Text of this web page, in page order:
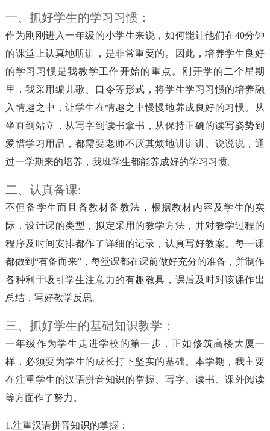
一、抓好学生的学习习惯：
作为刚刚进入一年级的小学生来说，如何能让他们在40分钟
的课堂上认真地听讲，是非常重要的。因此，培养学生良好
的学习习惯是我教学工作开始的重点。刚开学的二个星期
里，我采用编儿歌、口令等形式，将学生学习习惯的培养融
入情趣之中，让学生在情趣之中慢慢地养成良好的习惯。从
坐直到站立，从写字到读书拿书，从保持正确的读写姿势到
爱惜学习用品，都需要老师不厌其烦地讲讲讲、说说说，通
过一学期来的培养，我班学生都能养成好的学习习惯。
二、认真备课:
不但备学生而且备教材备教法，根据教材内容及学生的实
际，设计课的类型，拟定采用的教学方法，并对教学过程的
程序及时间安排都作了详细的记录，认真写好教案。每一课
都做到“有备而来”，每堂课都在课前做好充分的准备，并制作
各种利于吸引学生注意力的有趣教具，课后及时对该课作出
总结，写好教学反思。
三、抓好学生的基础知识教学：
一年级作为学生走进学校的第一步，正如修筑高楼大厦一
样，必须要为学生的成长打下坚实的基础。本学期，我主要
在注重学生的汉语拼音知识的掌握、写字、读书、课外阅读
等方面作了努力。
1.注重汉语拼音知识的掌握：